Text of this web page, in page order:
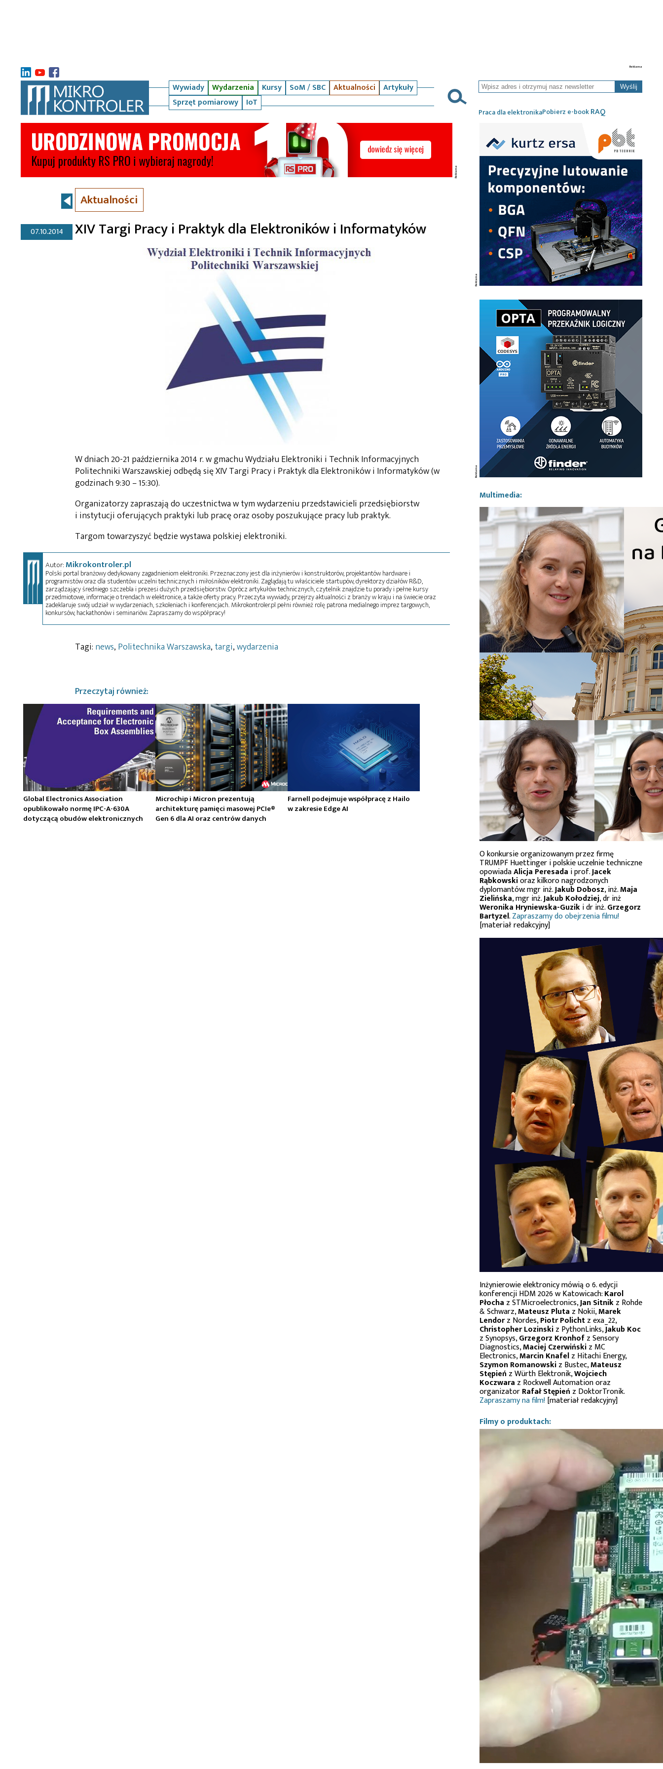
Wywiady Wydarzenia Kursy SoM / SBC Aktualności
Artykuły
Sprzęt pomiarowy
IoT
Wyślij
Praca dla elektronikaPobierz e-bookRAQ
Aktualności
07.10.2014 XIV Targi Pracy i Praktyk dla Elektroników i Informatyków
W dniach 20-21 października 2014 r. w gmachu Wydziału Elektroniki i Technik Informacyjnych
Politechniki Warszawskiej odbędą się XIV Targi Pracy i Praktyk dla Elektroników i Informatyków (w
godzinach 9:30 – 15:30).
Organizatorzy zapraszają do uczestnictwa w tym wydarzeniu przedstawicieli przedsiębiorstw
i instytucji oferujących praktyki lub pracę oraz osoby poszukujące pracy lub praktyk.
Targom towarzyszyć będzie wystawa polskiej elektroniki.
Autor:Mikrokontroler.pl
Polski portal branżowy dedykowany zagadnieniom elektroniki. Przeznaczony jest dla inżynierów i konstruktorów, projektantów hardware i
programistów oraz dla studentów uczelni technicznych i miłośników elektroniki. Zaglądają tu właściciele startupów, dyrektorzy działów R&D,
zarządzający średniego szczebla i prezesi dużych przedsiębiorstw. Oprócz artykułów technicznych, czytelnik znajdzie tu porady i pełne kursy
przedmiotowe, informacje o trendach w elektronice, a także oferty pracy. Przeczyta wywiady, przejrzy aktualności z branży w kraju i na świecie oraz
zadeklaruje swój udział w wydarzeniach, szkoleniach i konferencjach. Mikrokontroler.pl pełni również rolę patrona medialnego imprez targowych,
konkursów, hackathonów i seminariów. Zapraszamy do współpracy!
Tagi: news, Politechnika Warszawska, targi,wydarzenia
Przeczytaj również:
Global Electronics Association
opublikowało normę IPC-A-630A
dotyczącą obudów elektronicznych
Microchip i Micron prezentują
architekturę pamięci masowej PCIe®
Gen 6 dla AI oraz centrów danych
Farnell podejmuje współpracę z Hailo
w zakresie Edge AI
Multimedia:
O konkursie organizowanym przez firmę
TRUMPF Huettinger i polskie uczelnie techniczne
opowiadaAlicja Peresada i prof.Jacek
Rąbkowskioraz kilkoro nagrodzonych
dyplomantów: mgr inż.Jakub Dobosz, inż.Maja
Zielińska, mgr inż.Jakub Kołodziej, dr inż
Weronika Hryniewska-Guziki dr inż.Grzegorz
Bartyzel.Zapraszamy do obejrzenia filmu!
[materiał redakcyjny]
Inżynierowie elektronicy mówią o 6. edycji
konferencji HDM 2026 w Katowicach:Karol
Płocha z STMicroelectronics,Jan Sitnikz Rohde
& Schwarz,Mateusz Pluta z Nokii,Marek
Lendorz Nordes,Piotr Polichtz exa_22,
Christopher Lozinskiz PythonLinks,Jakub Koc
z Synopsys,Grzegorz Kronhofz Sensory
Diagnostics,Maciej Czerwińskiz MC
Electronics,Marcin Knafelz Hitachi Energy,
Szymon Romanowskiz Bustec,Mateusz
Stępień z Würth Elektronik,Wojciech
Koczwara z Rockwell Automation oraz
organizatorRafał Stępień z DoktorTronik.
Zapraszamy na film![materiał redakcyjny]
Filmy o produktach: